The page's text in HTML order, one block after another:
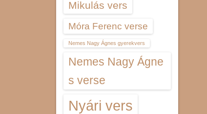
Mikulás vers
Móra Ferenc verse
Nemes Nagy Ágnes gyerekvers
Nemes Nagy Ágne
s verse
Nyári vers